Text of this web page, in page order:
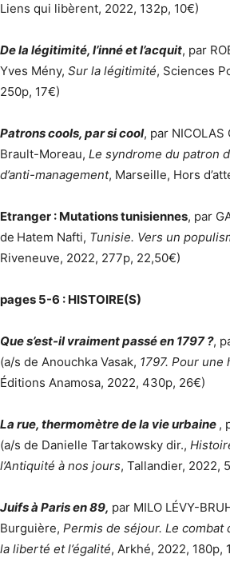
Liens qui libèrent, 2022, 132p, 10€)
De la légitimité, l’inné et l’acquit, par
Yves Mény, Sur la légitimité, Sciences
250p, 17€)
Patrons cools, par si cool, par NICOLAS
Brault-Moreau, Le syndrome du patron
d’anti-management, Marseille, Hors
Etranger : Mutations tunisiennes, par
de Hatem Nafti, Tunisie. Vers un
Riveneuve, 2022, 277p, 22,50€)
pages 5-6 : HISTOIRE(S)
Que s’est-il vraiment passé en 1797 ?,
(a/s de Anouchka Vasak, 1797. Pour
Éditions Anamosa, 2022, 430p, 26€)
La rue, thermomètre de la vie urbaine ,
(a/s de Danielle Tartakowsky dir.,
l’Antiquité à nos jours, Tallandier, 2022,
Juifs à Paris en 89, par MILO LÉVY-
Burguière, Permis de séjour. Le combat
la liberté et l’égalité, Arkhé, 2022, 180p,